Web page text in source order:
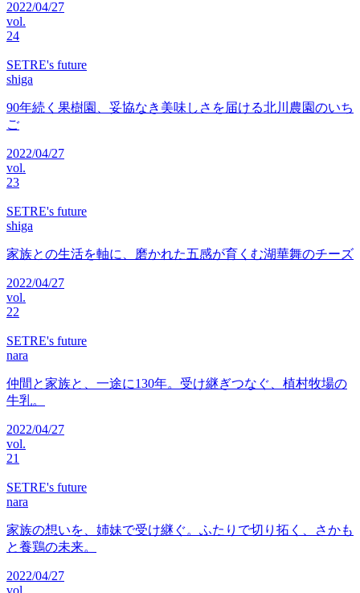
2022/04/27
vol.
24
SETRE's future
shiga
90年続く果樹園、妥協なき美味しさを届ける北川農園のいち
ご
2022/04/27
vol.
23
SETRE's future
shiga
家族との生活を軸に、磨かれた五感が育くむ湖華舞のチーズ
2022/04/27
vol.
22
SETRE's future
nara
仲間と家族と、一途に130年。受け継ぎつなぐ、植村牧場の
牛乳。
2022/04/27
vol.
21
SETRE's future
nara
家族の想いを、姉妹で受け継ぐ。ふたりで切り拓く、さかも
と養鶏の未来。
2022/04/27
vol.